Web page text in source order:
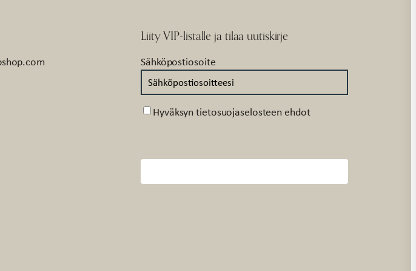
Liity VIP-listalle ja tilaa uutiskirje
Sähköpostiosoite
Suostumus
Hyväksyn tietosuojaselosteen ehdot